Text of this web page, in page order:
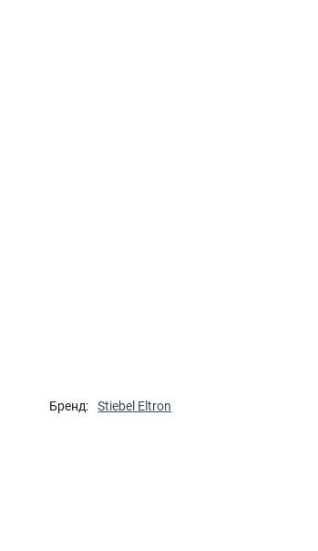
Бренд: Stiebel Eltron